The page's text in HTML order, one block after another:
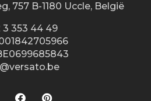
757 B-1180 Uccle, België
3 353 44 49